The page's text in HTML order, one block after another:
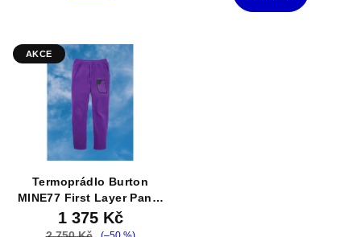
AKCE
Termoprádlo Burton
MINE77 First Layer Pants
Purple
1 375 Kč